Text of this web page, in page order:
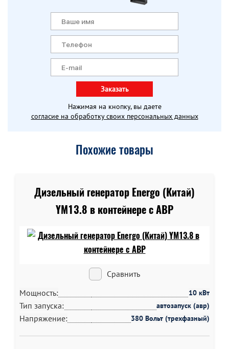
Заказать
Нажимая на кнопку, вы даете
согласие на обработку своих персональных данных
Похожие товары
Дизельный генератор Energo (Китай)
YM13.8 в контейнере c АВР
Сравнить
Мощность:
10 кВт
Тип запуска: автозапуск (авр)
Напряжение: 380 Вольт (трехфазный)